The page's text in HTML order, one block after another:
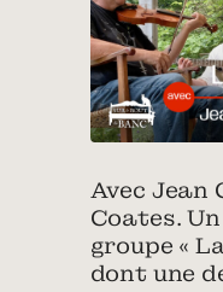
Avec
Coates.
groupe «
dont une